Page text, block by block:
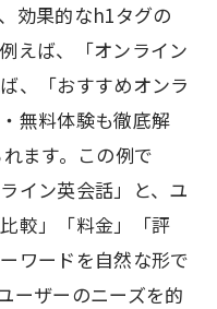
効果的なh1タグの
えば、「オンライン
、「おすすめオンラ
無料体験も徹底解
ます。この例で
イン英会話」と、ユ
較」「料金」「評
ワードを自然な形で
ーザーのニーズを的